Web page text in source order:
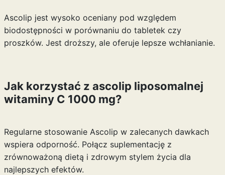
Ascolip jest wysoko oceniany pod względem
biodostępności w porównaniu do tabletek czy
proszków. Jest droższy, ale oferuje lepsze wchłanianie.
Jak korzystać z ascolip liposomalnej
witaminy C 1000 mg?
Regularne stosowanie Ascolip w zalecanych dawkach
wspiera odporność. Połącz suplementację z
zrównoważoną dietą i zdrowym stylem życia dla
najlepszych efektów.